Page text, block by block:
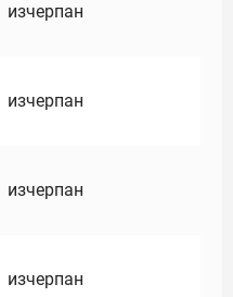
изчерпан
изчерпан
изчерпан
изчерпан